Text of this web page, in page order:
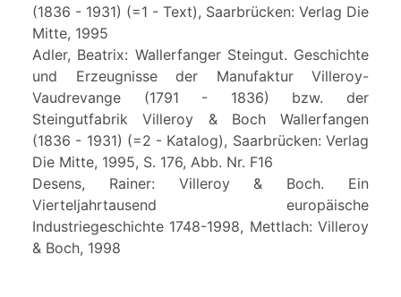
(1836 - 1931) (=1 - Text), Saarbrücken: Verlag Die
Mitte, 1995
Adler, Beatrix: Wallerfanger Steingut. Geschichte
und Erzeugnisse der Manufaktur Villeroy-
Vaudrevange (1791 - 1836) bzw. der
Steingutfabrik Villeroy & Boch Wallerfangen
(1836 - 1931) (=2 - Katalog), Saarbrücken: Verlag
Die Mitte, 1995, S. 176, Abb. Nr. F16
Desens, Rainer: Villeroy & Boch. Ein
Vierteljahrtausend europäische
Industriegeschichte 1748-1998, Mettlach: Villeroy
& Boch, 1998